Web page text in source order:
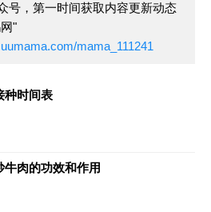
号，第一时间获取内容更新动态
"
mama_111241
种时间表
牛肉的功效和作用